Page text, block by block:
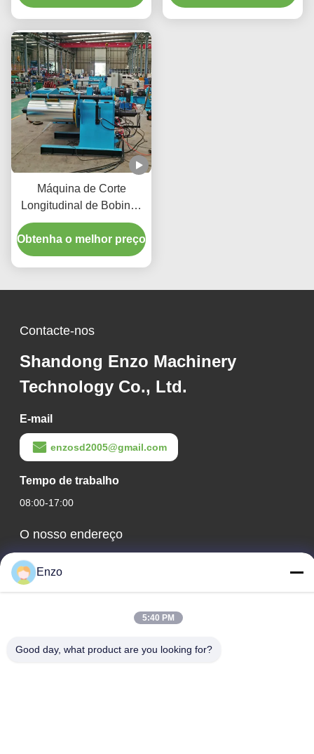
Espessura da Bobina
Corte 120m/Min
Velocidade para Tiras de
Máquina de Corte
Longitudinal de Bobinas
de 50m/Min para
Produção de
Componentes Metálicos
Automobilística
Obtenha o melhor preço
Contacte-nos
Shandong Enzo Machinery
Technology Co., Ltd.
E-mail
enzosd2005@gmail.com
Tempo de trabalho
08:00-17:00
O nosso endereço
Endereço da empresa
Nº 599, Estrada Zhangbei, Condado de Huantai, Cidade de
Zibo, Província de Shandong, China
Zibo, Província de Shandong
Enzo
5:40 PM
Good day, what product are you looking for?